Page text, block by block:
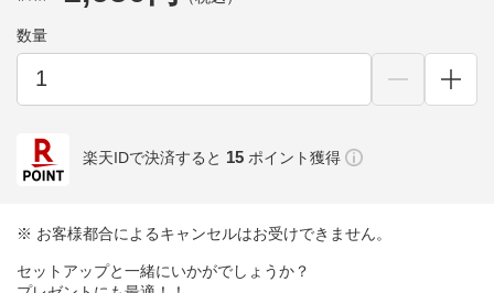
数量
楽天IDで決済すると 15 ポイント獲得
※ お客様都合によるキャンセルはお受けできません。
セットアップと一緒にいかがでしょうか？